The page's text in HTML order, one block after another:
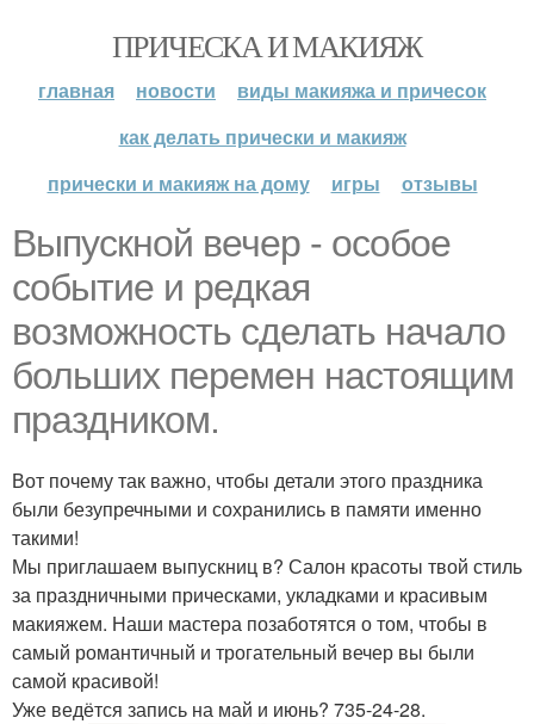
ПРИЧЕСКА И МАКИЯЖ
главная новости
виды макияжа и причесок
как делать прически и макияж
прически и макияж на дому
игры отзывы
Выпускной вечер - особое
событие и редкая
возможность сделать начало
больших перемен настоящим
праздником.
Вот почему так важно, чтобы детали этого праздника
были безупречными и сохранились в памяти именно
такими!
Мы приглашаем выпускниц в? Салон красоты твой стиль
за праздничными прическами, укладками и красивым
макияжем. Наши мастера позаботятся о том, чтобы в
самый романтичный и трогательный вечер вы были
самой красивой!
Уже ведётся запись на май и июнь? 735-24-28.